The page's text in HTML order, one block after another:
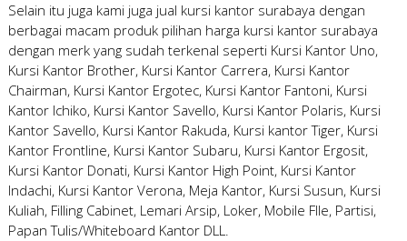
Selain itu juga kami juga jual kursi kantor surabaya dengan
berbagai macam produk pilihan harga kursi kantor surabaya
dengan merk yang sudah terkenal seperti Kursi Kantor Uno,
Kursi Kantor Brother, Kursi Kantor Carrera, Kursi Kantor
Chairman, Kursi Kantor Ergotec, Kursi Kantor Fantoni, Kursi
Kantor Ichiko, Kursi Kantor Savello, Kursi Kantor Polaris, Kursi
Kantor Savello, Kursi Kantor Rakuda, Kursi kantor Tiger, Kursi
Kantor Frontline, Kursi Kantor Subaru, Kursi Kantor Ergosit,
Kursi Kantor Donati, Kursi Kantor High Point, Kursi Kantor
Indachi, Kursi Kantor Verona, Meja Kantor, Kursi Susun, Kursi
Kuliah, Filling Cabinet, Lemari Arsip, Loker, Mobile FIle, Partisi,
Papan Tulis/Whiteboard Kantor DLL.